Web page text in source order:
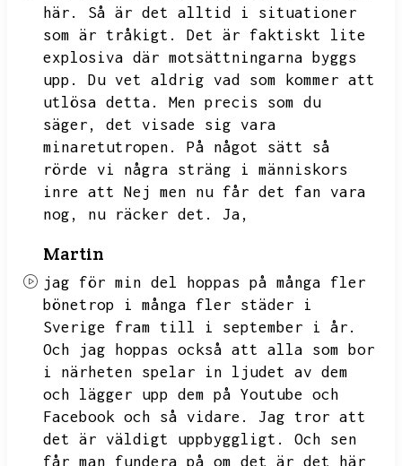
här.
Så är det alltid i situationer
som är tråkigt.
Det är faktiskt lite
explosiva där motsättningarna byggs
upp.
Du vet aldrig vad som kommer att
utlösa detta.
Men precis som du
säger,
det visade sig vara
minaretutropen.
På något sätt så
rörde vi några sträng i människors
inre att Nej men nu får det fan vara
nog,
nu räcker det. Ja,
Martin
jag för min del hoppas på många fler
bönetrop i många fler städer i
Sverige fram till i september i år.
Och jag hoppas också att alla som bor
i närheten spelar in ljudet av dem
och lägger upp dem på Youtube och
Facebook och så vidare.
Jag tror att
det är väldigt uppbyggligt.
Och sen
får man fundera på om det är det här